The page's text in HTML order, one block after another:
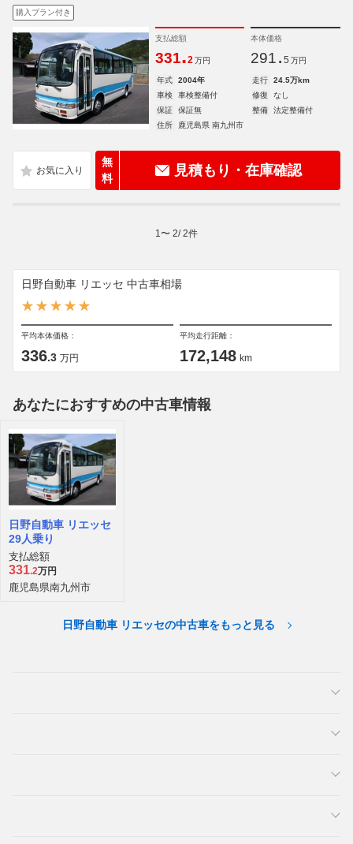
購入プラン付き
支払総額
331.2 万円
本体価格
291. 5 万円
年式 2004年 走行
24.5万km
車検
車検整備付 修復
なし
保証
保証無 整備
法定整備付
住所
鹿児島県 南九州市
無
料
見積もり・在庫確認
1 〜 2/2件
日野自動車 リエッセ 中古車相場
平均本体価格：
336.3 万円
平均走行距離：
172,148 km
あなたにおすすめの中古車情報
日野自動車 リエッセ
29人乗り
支払総額
331.2万円
鹿児島県南九州市
日野自動車 リエッセの中古車をもっと見る